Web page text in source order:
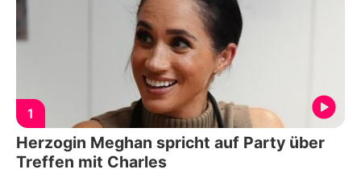
1
Herzogin Meghan spricht auf Party über
Treffen mit Charles